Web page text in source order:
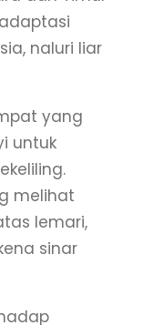
naluri liar
yang
untuk
melihat
lemari,
sinar